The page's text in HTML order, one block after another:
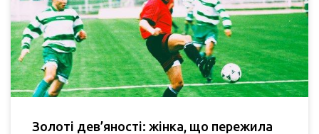
Золоті дев’яності: жінка, що пережила